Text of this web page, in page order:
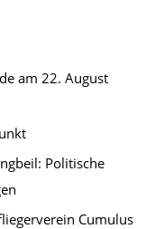
am 22. August
Politische
Cumulus